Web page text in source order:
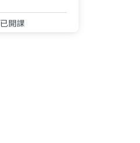
已開課